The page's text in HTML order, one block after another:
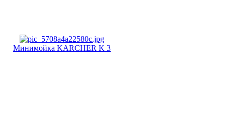
Минимойка KARCHER K 3